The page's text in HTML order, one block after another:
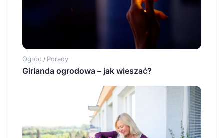
Ogród / Porady
Girlanda ogrodowa – jak wieszać?